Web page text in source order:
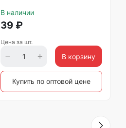
В наличии
39₽
Цена за шт.
В корзину
Купить по оптовой цене